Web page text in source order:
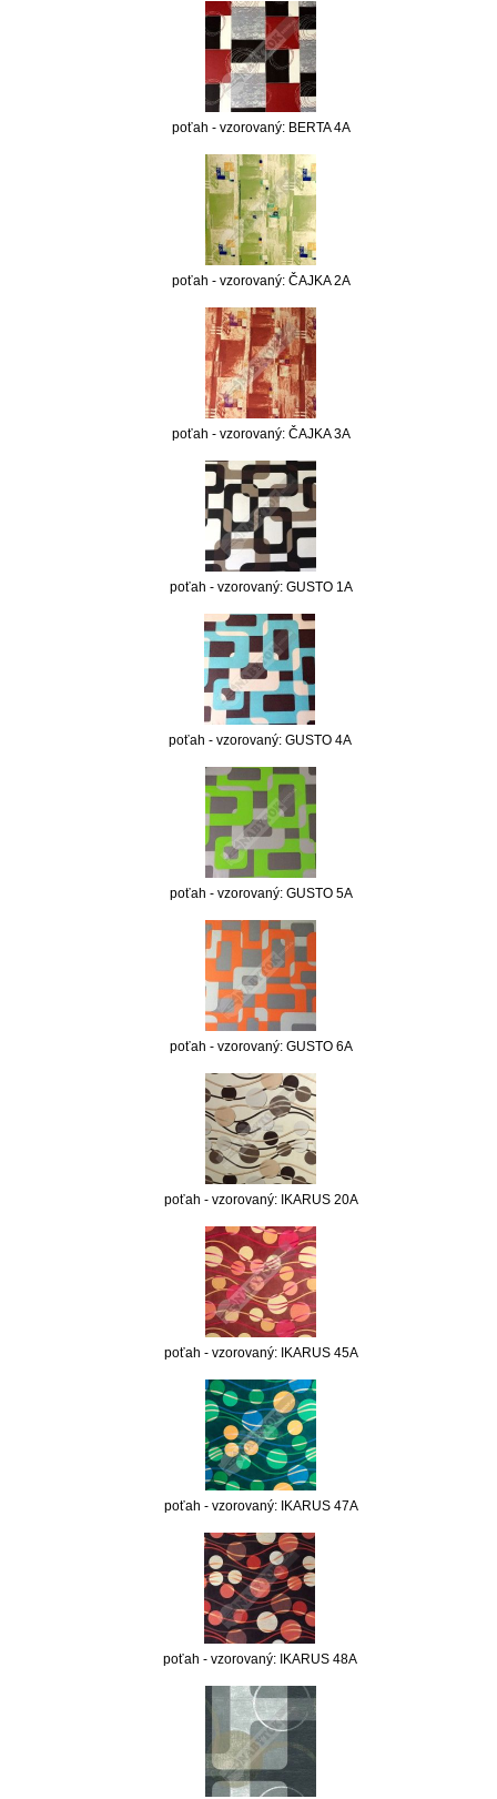
poťah - vzorovaný: BERTA 4A
poťah - vzorovaný: ČAJKA 2A
poťah - vzorovaný: ČAJKA 3A
poťah - vzorovaný: GUSTO 1A
poťah - vzorovaný: GUSTO 4A
poťah - vzorovaný: GUSTO 5A
poťah - vzorovaný: GUSTO 6A
poťah - vzorovaný: IKARUS 20A
poťah - vzorovaný: IKARUS 45A
poťah - vzorovaný: IKARUS 47A
poťah - vzorovaný: IKARUS 48A